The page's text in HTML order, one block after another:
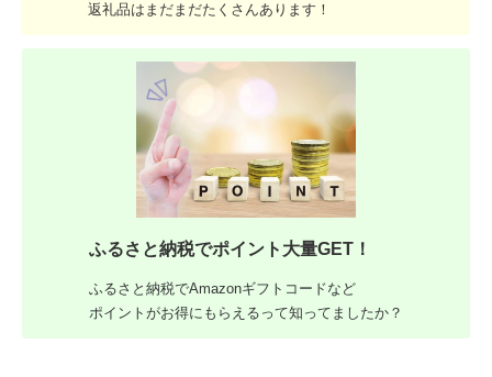
返礼品はまだまだたくさんあります！
ふるさと納税でポイント大量GET！
ふるさと納税でAmazonギフトコードなど
ポイントがお得にもらえるって知ってましたか？